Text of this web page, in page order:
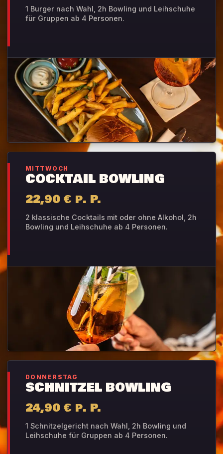
1 Burger nach Wahl, 2h Bowling und Leihschuhe
für Gruppen ab 4 Personen.
MITTWOCH
COCKTAIL BOWLING
22,90 € p. P.
2 klassische Cocktails mit oder ohne Alkohol, 2h
Bowling und Leihschuhe ab 4 Personen.
DONNERSTAG
SCHNITZEL BOWLING
24,90 € p. P.
1 Schnitzelgericht nach Wahl, 2h Bowling und
Leihschuhe für Gruppen ab 4 Personen.